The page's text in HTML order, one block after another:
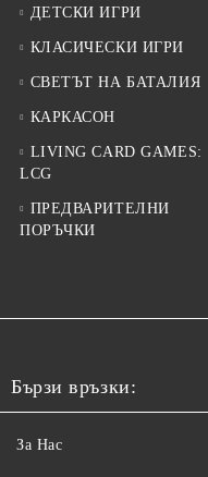
ДЕТСКИ ИГРИ
КЛАСИЧЕСКИ ИГРИ
СВЕТЪТ НА БАТАЛИЯ
КАРКАСОН
LIVING CARD GAMES:
LCG
ПРЕДВАРИТЕЛНИ
ПОРЪЧКИ
Бързи връзки:
За Нас